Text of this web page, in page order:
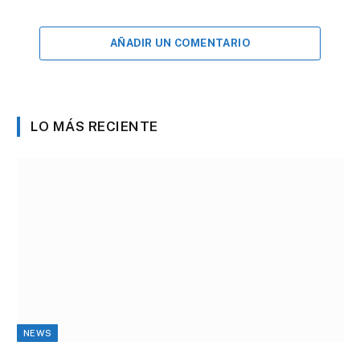
AÑADIR UN COMENTARIO
LO MÁS RECIENTE
NEWS